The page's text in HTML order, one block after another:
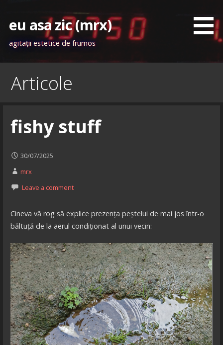
content
eu asa zic (mrx)
agitaţii estetice de frumos
Articole
fishy stuff
30/07/2025
mrx
Leave a comment
Cineva vă rog să explice prezența peștelui de mai jos într-o
băltuță de la aerul condiționat al unui vecin: